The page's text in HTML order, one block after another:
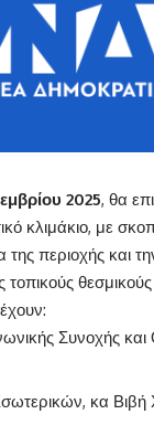
2025, θα
κλιμάκιο, με
της περιοχής και
Συνοχής και
κα Βιβή